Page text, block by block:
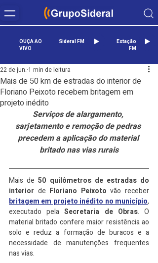
OUÇA AO
VIVO
Sideral FM
Estação
FM
Mais de 50 km de estradas do interior de
Floriano Peixoto recebem britagem em
projeto inédito
22 de jun. 1 min de leitura
Serviços de alargamento,
sarjetamento e remoção de pedras
precedem a aplicação do material
britado nas vias rurais
Mais de 50 quilômetros de estradas do
interior de Floriano Peixoto
britagem em projeto inédito no município,
executado pela Secretaria de Obras. O
material britado confere maior resistência ao
solo e reduz a formação de buracos e a
necessidade de manutenções frequentes
nas vias.